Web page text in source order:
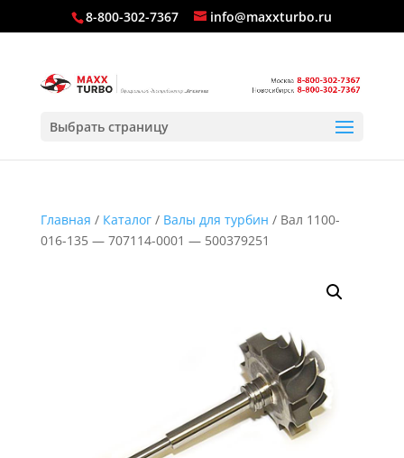
8-800-302-7367 info@maxxturbo.ru
Выбрать страницу
Главная / Каталог/ Валы для турбин / Вал 1100-
016-135 — 707114-0001 — 500379251